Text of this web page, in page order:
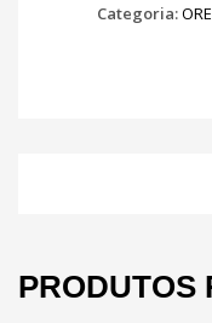
Categoria:
PRODUTOS